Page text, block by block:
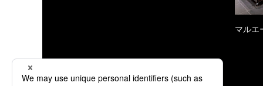
マルエ